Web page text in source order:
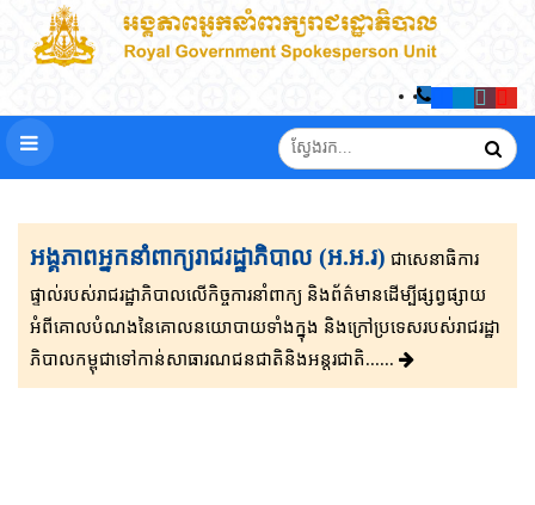
អង្គភាពអ្នកនាំពាក្យរាជរដ្ឋាភិបាល (អ.អ.រ) ជាសេនា​ធិ​កា​រ​​
ផ្ទាល់​របស់រាជរដ្ឋាភិ​បា​ល​លើ​កិច្ចការ​នាំពាក្យ និងព័ត៌មាន​ដើម្បីផ្សព្វ​ផ្សាយ​​
អំពីគោលបំណងនៃគោល​នយោបាយទាំងក្នុង និងក្រៅ​ប្រទេ​​ស​របស់រាជរដ្ឋា​
ភិ​បា​ល​កម្ពុជាទៅកាន់សាធារណជនជាតិនិងអន្តរជាតិ......